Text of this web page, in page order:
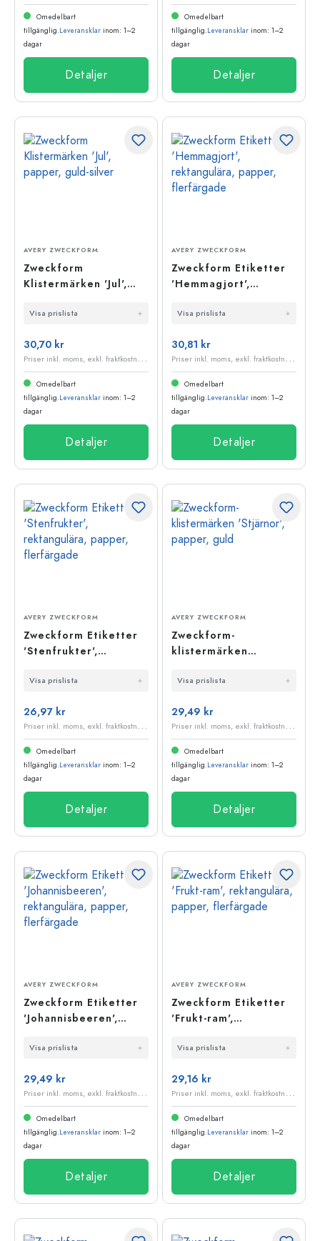
Omedelbart
tillgänglig.Leveransklar inom: 1–2
dagar
Detaljer
Omedelbart
tillgänglig.Leveransklar inom: 1–2
dagar
Detaljer
AVERY ZWECKFORM
Zweckform
Klistermärken 'Jul',
Visa prislista
30,70 kr
P
riser inkl. moms, exkl. fraktkostnader
Omedelbart
tillgänglig.Leveransklar inom: 1–2
dagar
Detaljer
AVERY ZWECKFORM
Zweckform Etiketter
'Hemmagjort',
flerfärgade
Visa prislista
30,81 kr
P
riser inkl. moms, exkl. fraktkostnader
Omedelbart
tillgänglig.Leveransklar inom: 1–2
dagar
Detaljer
AVERY ZWECKFORM
Zweckform Etiketter
'Stenfrukter',
flerfärgade
Visa prislista
26,97 kr
P
riser inkl. moms, exkl. fraktkostnader
Omedelbart
tillgänglig.Leveransklar inom: 1–2
dagar
Detaljer
AVERY ZWECKFORM
Zweckform-
klistermärken
guld
Visa prislista
29,49 kr
P
riser inkl. moms, exkl. fraktkostnader
Omedelbart
tillgänglig.Leveransklar inom: 1–2
dagar
Detaljer
AVERY ZWECKFORM
Zweckform Etiketter
'Johannisbeeren',
flerfärgade
Visa prislista
29,49 kr
P
riser inkl. moms, exkl. fraktkostnader
Omedelbart
tillgänglig.Leveransklar inom: 1–2
dagar
Detaljer
AVERY ZWECKFORM
Zweckform Etiketter
'Frukt-ram',
flerfärgade
Visa prislista
29,16 kr
P
riser inkl. moms, exkl. fraktkostnader
Omedelbart
tillgänglig.Leveransklar inom: 1–2
dagar
Detaljer